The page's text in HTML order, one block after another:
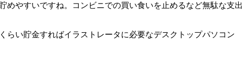
やすいですね。コンビニでの買い食いを止めるなど無駄な支出
らい貯金すればイラストレータに必要なデスクトップパソコン